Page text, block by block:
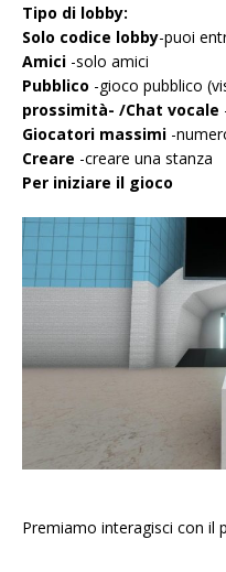
Tipo di lobby:
Solo codice lobby-puoi
Amici -solo amici
Pubblico -gioco pubblico
prossimità- /Chat vocale
Giocatori massimi -
Creare -creare una stanza
Per iniziare il gioco
Premiamo interagisci con il